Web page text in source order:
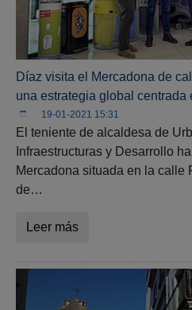
Díaz visita el Mercadona de
una estrategia global centrada
19-01-2021 15:31
El teniente de alcaldesa de
Infraestructuras y Desarrollo
Mercadona situada en la calle
de…
Leer más